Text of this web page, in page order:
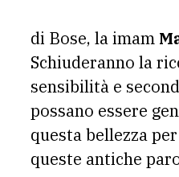
di Bose, la imam
Schiuderanno la
sensibilità e
possano essere
questa bellezza
queste antiche